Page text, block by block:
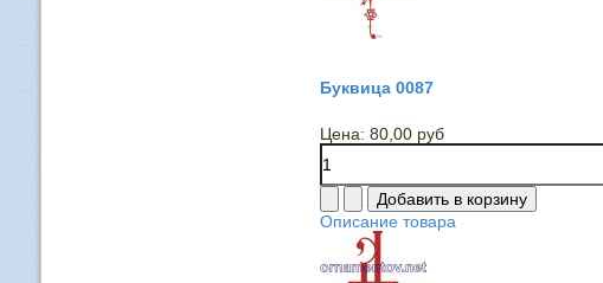
Буквица 0087
Цена: 80,00 руб
Описание товара